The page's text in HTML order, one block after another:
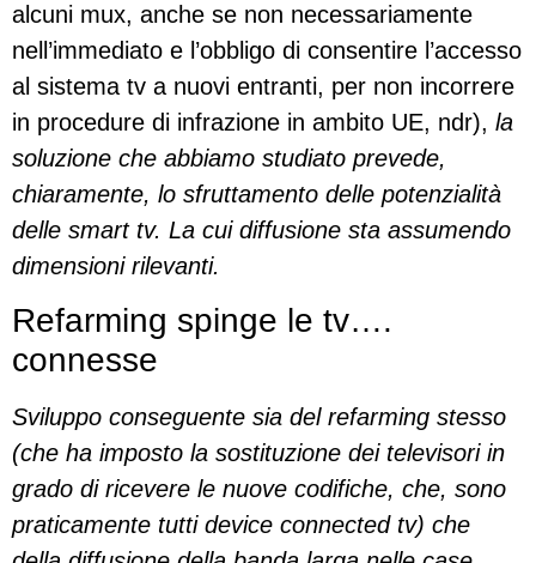
alcuni mux, anche se non necessariamente
nell’immediato e l’obbligo di consentire l’accesso
al sistema tv a nuovi entranti, per non incorrere
in procedure di infrazione in ambito UE, ndr), la
soluzione che abbiamo studiato prevede,
chiaramente, lo sfruttamento delle potenzialità
delle smart tv. La cui diffusione sta assumendo
dimensioni rilevanti.
Refarming spinge le tv….
connesse
Sviluppo conseguente sia del refarming stesso
(che ha imposto la sostituzione dei televisori in
grado di ricevere le nuove codifiche, che, sono
praticamente tutti device connected tv) che